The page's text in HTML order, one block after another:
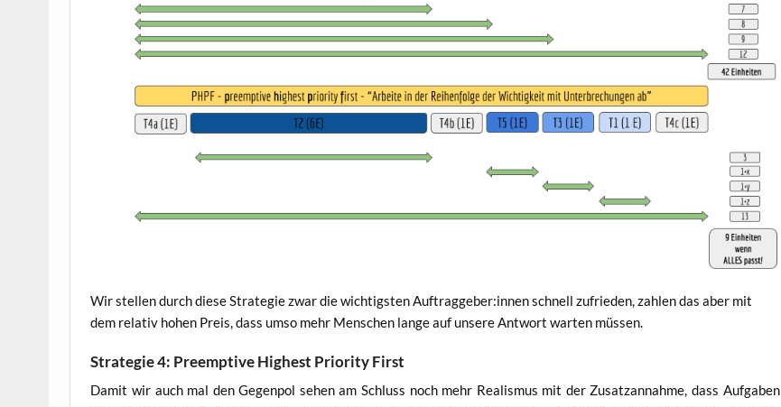
Wir stel­len durch die­se Stra­te­gie zwar die wich­tigs­ten Auftraggeber:innen schnell zufrie­den, zah­len das aber mit
dem rela­tiv hohen Preis, dass umso mehr Men­schen lan­ge auf unse­re Ant­wort war­ten müssen.
Strategie 4: Preemptive Highest Priority First
Damit wir auch mal den Gegen­pol sehen am Schluss noch mehr Rea­lis­mus mit der Zusatz­an­nah­me, dass Auf­ga­ben